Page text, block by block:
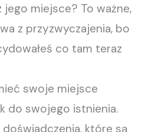
jego miejsce? To ważne,
z przyzwyczajenia, bo
co tam teraz
swoje miejsce
do swojego istnienia.
które są